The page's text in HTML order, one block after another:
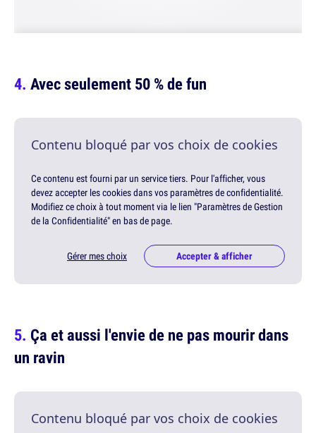
Avec seulement 50 % de fun
Contenu bloqué par vos choix de cookies
Ce contenu est fourni par un service tiers. Pour l'afficher, vous
devez accepter les cookies dans vos paramètres de confidentialité.
Modifiez ce choix à tout moment via le lien "Paramètres de Gestion
de la Confidentialité" en bas de page.
Gérer mes choix Accepter & afficher
Ça et aussi l'envie de ne pas mourir dans
un ravin
Contenu bloqué par vos choix de cookies